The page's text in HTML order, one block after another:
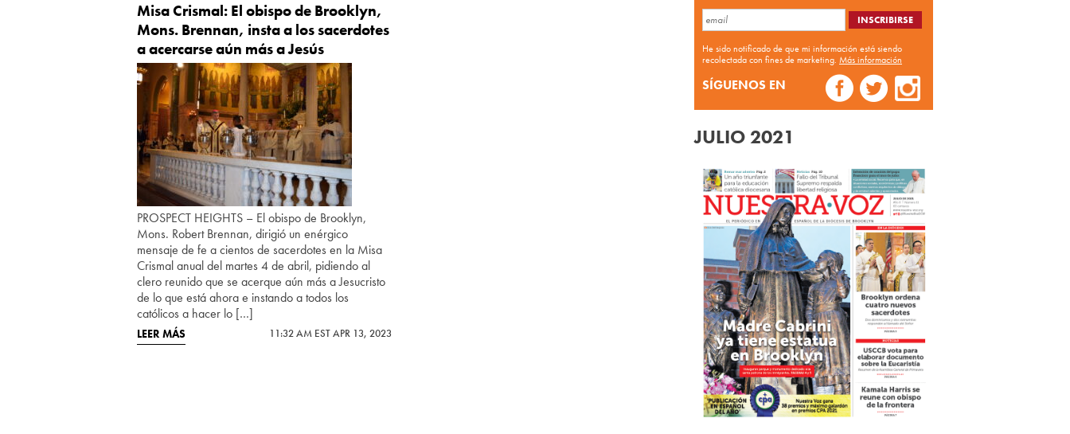
Misa Crismal: El obispo de Brooklyn,
Mons. Brennan, insta a los sacerdotes
a acercarse aún más a Jesús
PROSPECT HEIGHTS – El obispo de Brooklyn,
Mons. Robert Brennan, dirigió un enérgico
mensaje de fe a cientos de sacerdotes en la Misa
Crismal anual del martes 4 de abril, pidiendo al
clero reunido que se acerque aún más a Jesucristo
de lo que está ahora e instando a todos los
católicos a hacer lo […]
LEER MÁS 11:32 AM EST APR 13, 2023
He sido notificado de que mi información está siendo
recolectada con fines de marketing. Más información
SÍGUENOS EN
JULIO 2021